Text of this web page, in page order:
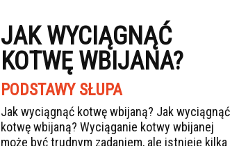
JAK WYCIĄGNĄĆ
KOTWĘ WBIJANA?
PODSTAWY SŁUPA
Jak wyciągnąć kotwę wbijaną? Jak wyciągnąć
kotwę wbijaną? Wyciąganie kotwy wbijanej
może być trudnym zadaniem, ale istnieje kilka